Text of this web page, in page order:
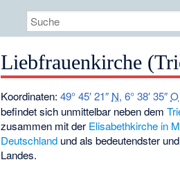
Liebfrauenkirche
Koordinaten:49° 45′ 21″ N,6° 38′ 35″O
befindet sich unmittelbar neben dem
zusammen mit der Elisabethkirche in
Deutschland und als bedeutendster
Landes.